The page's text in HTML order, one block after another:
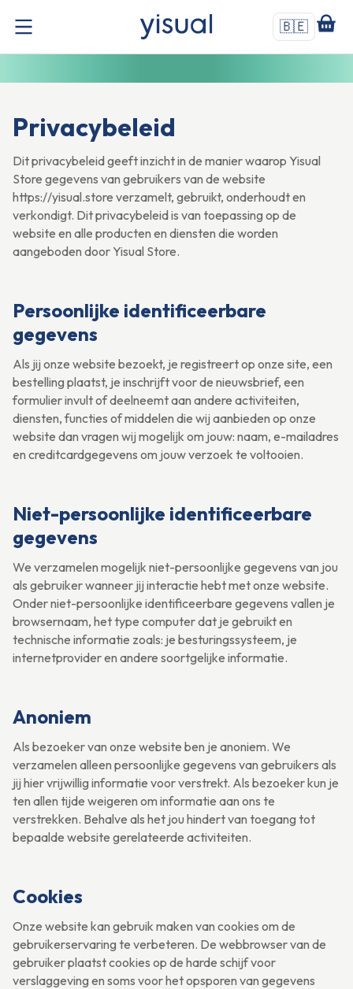
🇧🇪
Privacybeleid
Dit privacybeleid geeft inzicht in de manier waarop Yisual
Store gegevens van gebruikers van de website
https://yisual.store verzamelt, gebruikt, onderhoudt en
verkondigt. Dit privacybeleid is van toepassing op de
website en alle producten en diensten die worden
aangeboden door Yisual Store.
Persoonlijke identificeerbare
gegevens
Als jij onze website bezoekt, je registreert op onze site, een
bestelling plaatst, je inschrijft voor de nieuwsbrief, een
formulier invult of deelneemt aan andere activiteiten,
diensten, functies of middelen die wij aanbieden op onze
website dan vragen wij mogelijk om jouw: naam, e-mailadres
en creditcardgegevens om jouw verzoek te voltooien.
Niet-persoonlijke identificeerbare
gegevens
We verzamelen mogelijk niet-persoonlijke gegevens van jou
als gebruiker wanneer jij interactie hebt met onze website.
Onder niet-persoonlijke identificeerbare gegevens vallen je
browsernaam, het type computer dat je gebruikt en
technische informatie zoals: je besturingssysteem, je
internetprovider en andere soortgelijke informatie.
Anoniem
Als bezoeker van onze website ben je anoniem. We
verzamelen alleen persoonlijke gegevens van gebruikers als
jij hier vrijwillig informatie voor verstrekt. Als bezoeker kun je
ten allen tijde weigeren om informatie aan ons te
verstrekken. Behalve als het jou hindert van toegang tot
bepaalde website gerelateerde activiteiten.
Cookies
Onze website kan gebruik maken van cookies om de
gebruikerservaring te verbeteren. De webbrowser van de
gebruiker plaatst cookies op de harde schijf voor
verslaggeving en soms voor het opsporen van gegevens